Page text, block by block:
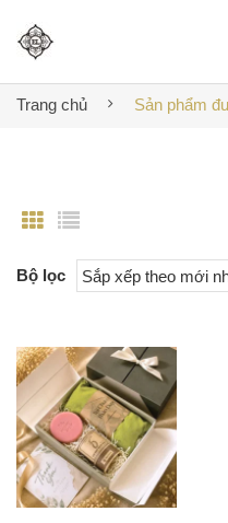
Trang chủ Sản phẩm
Bộ lọc